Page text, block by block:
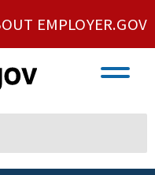
EMPLOYER.GOV